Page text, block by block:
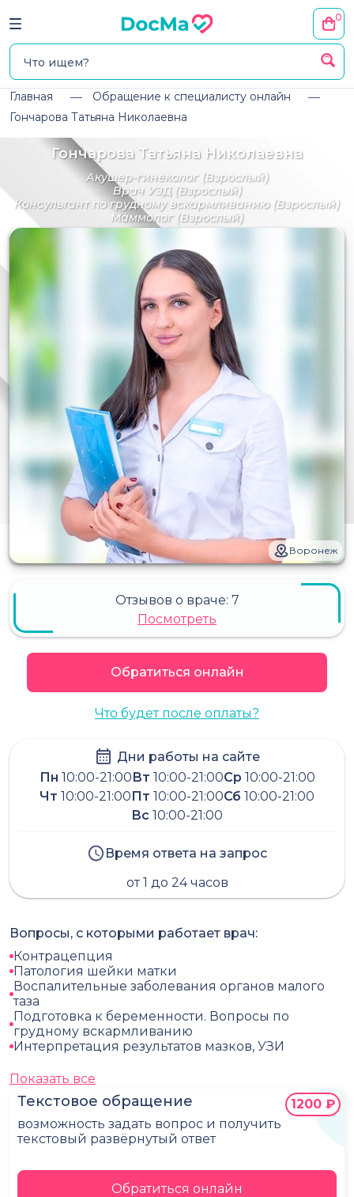
0
Главная
Обращение к специалисту онлайн
Гончарова Татьяна Николаевна
Гончарова Татьяна Николаевна
Акушер-гинеколог(Взрослый)
Врач УЗД(Взрослый)
Консультант по грудному вскармливанию(Взрослый)
Маммолог(Взрослый)
Воронеж
Отзывов о враче: 7
Посмотреть
Обратиться онлайн
Что будет после оплаты?
Дни работы на сайте
Пн 10:00-21:00Вт 10:00-21:00Ср 10:00-21:00
Чт 10:00-21:00Пт 10:00-21:00Сб 10:00-21:00
Вс 10:00-21:00
Время ответа на запрос
от 1 до 24 часов
Текстовое обращение
возможность задать вопрос и получить
текстовый развёрнутый ответ
1200 ₽
Обратиться онлайн
Вопросы, с которыми работает врач:
Контрацепция
Патология шейки матки
Воспалительные заболевания органов малого
таза
Подготовка к беременности. Вопросы по
грудному вскармливанию
Интерпретация результатов мазков, УЗИ
Показать все